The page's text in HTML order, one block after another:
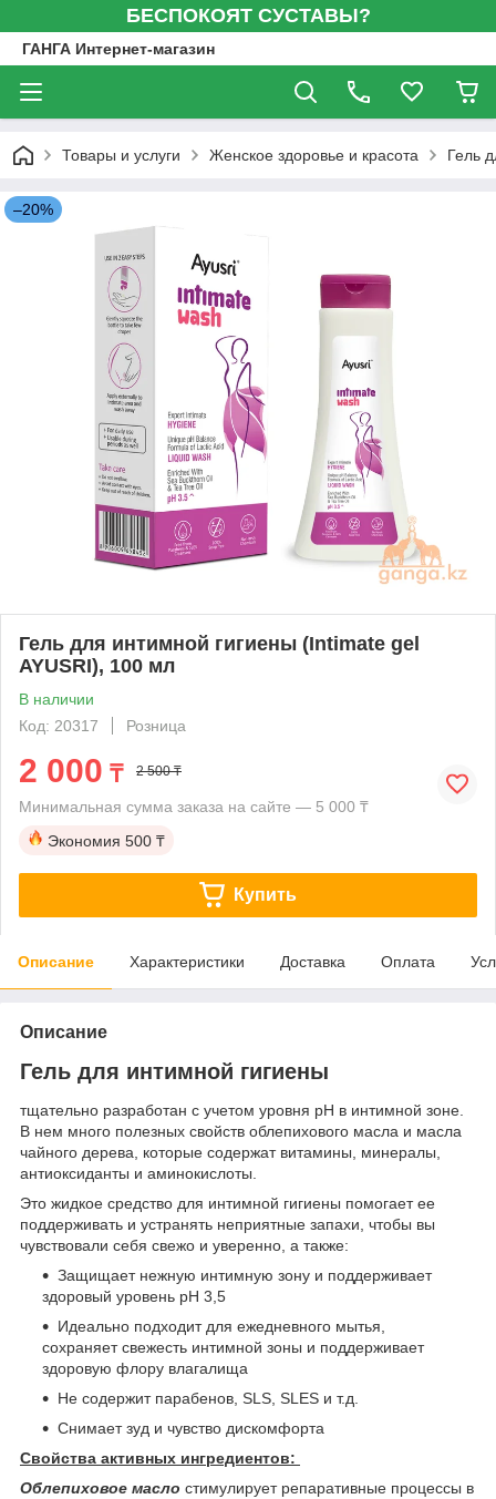
БЕСПОКОЯТ СУСТАВЫ?
ГАНГА Интернет-магазин
Товары и услуги Женское здоровье и красота Гель
–20%
Гель для интимной гигиены (Intimate gel
AYUSRI), 100 мл
В наличии
Код: 20317
Розница
2 000 ₸ 2 500 ₸
Минимальная сумма заказа на сайте — 5 000 ₸
Экономия 500 ₸
Купить
Описание Характеристики Доставка Оплата
Описание
Гель для интимной гигиены
тщательно разработан с учетом уровня pH в интимной зоне.
В нем много полезных свойств облепихового масла и масла
чайного дерева, которые содержат витамины, минералы,
антиоксиданты и аминокислоты.
Это жидкое средство для интимной гигиены помогает ее
поддерживать и устранять неприятные запахи, чтобы вы
чувствовали себя свежо и уверенно, а также:
Защищает нежную интимную зону и поддерживает
здоровый уровень pH 3,5
Идеально подходит для ежедневного мытья,
сохраняет свежесть интимной зоны и поддерживает
здоровую флору влагалища
Не содержит парабенов, SLS, SLES и т.д.
Снимает зуд и чувство дискомфорта
Свойства активных ингредиентов:
Облепиховое масло стимулирует репаративные процессы в